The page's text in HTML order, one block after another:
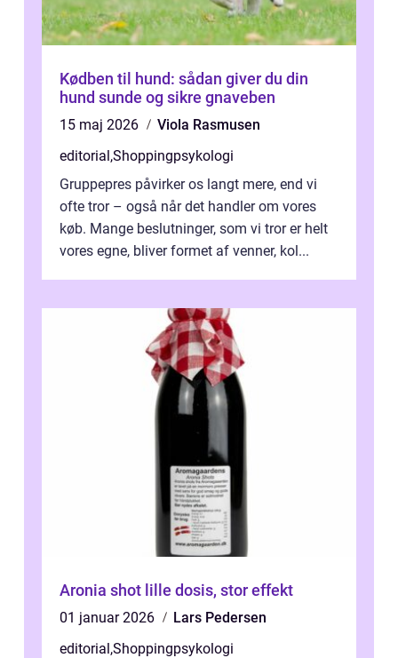
Kødben til hund: sådan giver du din
hund sunde og sikre gnaveben
15 maj 2026
Viola Rasmusen
editorial,Shoppingpsykologi
Gruppepres påvirker os langt mere, end vi
ofte tror – også når det handler om vores
køb. Mange beslutninger, som vi tror er helt
vores egne, bliver formet af venner, kol...
Aronia shot lille dosis, stor effekt
01 januar 2026
Lars Pedersen
editorial,Shoppingpsykologi